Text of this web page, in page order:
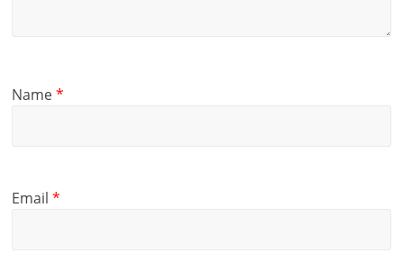
Name*
Email*